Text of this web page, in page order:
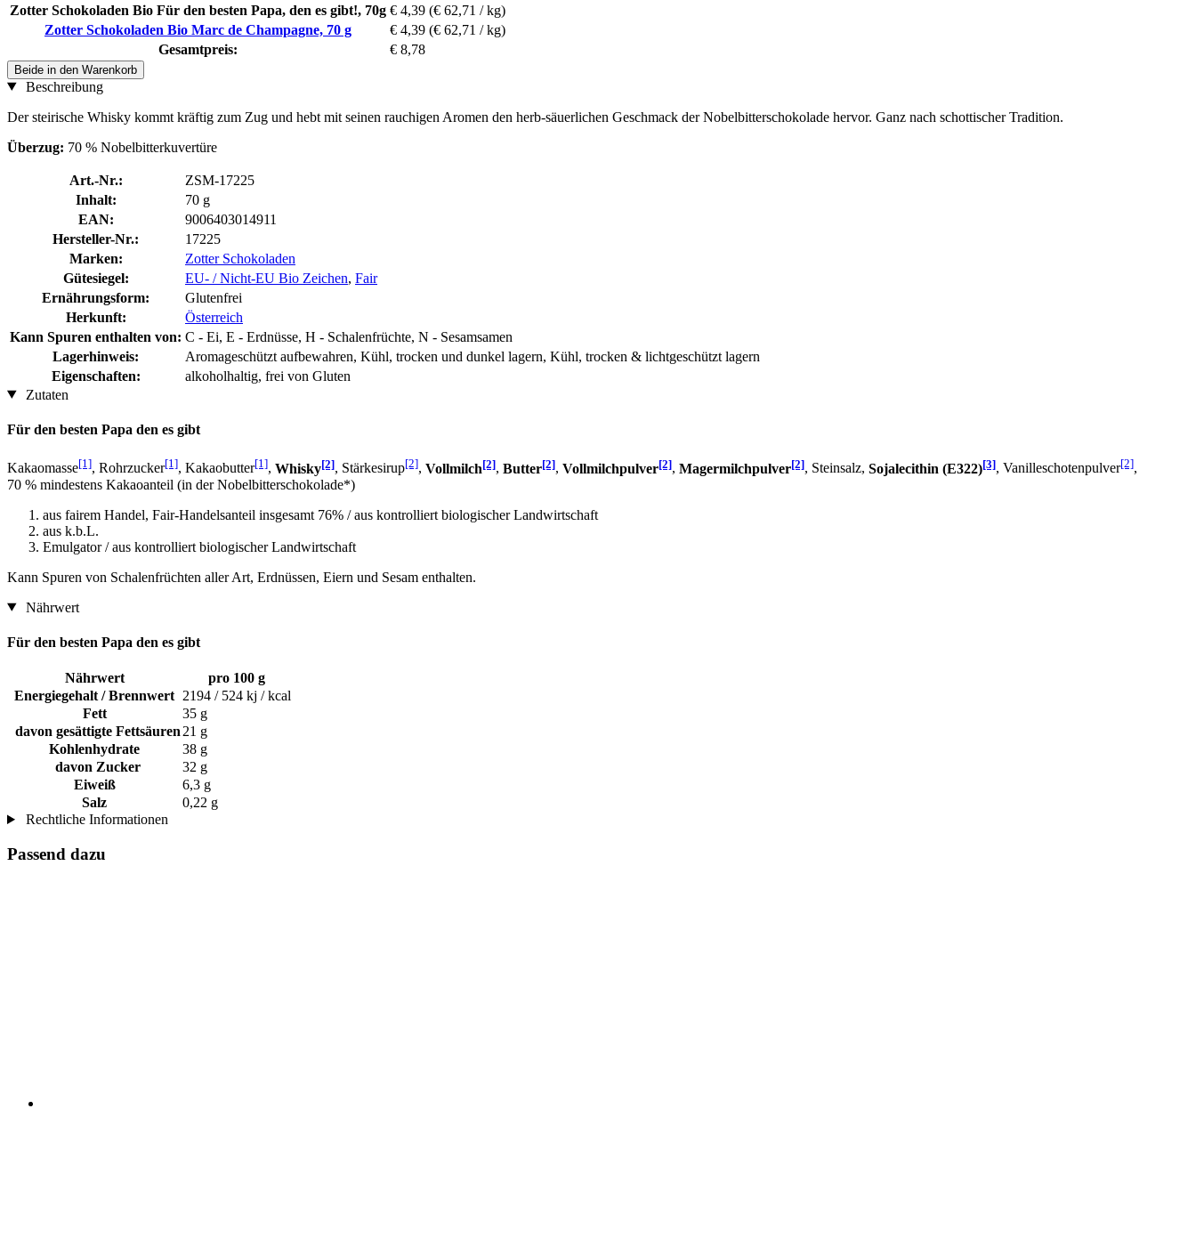
Zotter Schokoladen Bio Für den besten Papa, den es gibt!, 70g € 4,39 (€ 62,71 / kg)
Zotter Schokoladen Bio Marc de Champagne, 70 g
€ 4,39 (€ 62,71 / kg)
Gesamtpreis:
€ 8,78
Beide in den Warenkorb
Beschreibung
Der steirische Whisky kommt kräftig zum Zug und hebt mit seinen rauchigen Aromen den herb-säuerlichen Geschmack der Nobelbitterschokolade hervor. Ganz nach schottischer Tradition.
Überzug: 70 % Nobelbitterkuvertüre
Art.-Nr.:
ZSM-17225
Inhalt:
70 g
EAN:
9006403014911
Hersteller-Nr.:
17225
Marken:
Zotter Schokoladen
Gütesiegel:
EU- / Nicht-EU Bio Zeichen, Fair
Ernährungsform:
Glutenfrei
Herkunft:
Österreich
Kann Spuren enthalten von: C - Ei, E - Erdnüsse, H - Schalenfrüchte, N - Sesamsamen
Lagerhinweis:
Aromageschützt aufbewahren, Kühl, trocken und dunkel lagern, Kühl, trocken & lichtgeschützt lagern
Eigenschaften:
alkoholhaltig, frei von Gluten
Zutaten
Für den besten Papa den es gibt
Kakaomasse[1], Rohrzucker[1], Kakaobutter[1], Whisky[2], Stärkesirup[2], Vollmilch[2], Butter[2], Vollmilchpulver[2], Magermilchpulver[2], Steinsalz, Sojalecithin (E322)[3], Vanilleschotenpulver[2],
70 % mindestens Kakaoanteil (in der Nobelbitterschokolade*)
aus fairem Handel, Fair-Handelsanteil insgesamt 76% / aus kontrolliert biologischer Landwirtschaft
aus k.b.L.
Emulgator / aus kontrolliert biologischer Landwirtschaft
Kann Spuren von Schalenfrüchten aller Art, Erdnüssen, Eiern und Sesam enthalten.
Nährwert
Für den besten Papa den es gibt
Nährwert
pro 100 g
Energiegehalt / Brennwert 2194 / 524 kj / kcal
Fett
35 g
davon gesättigte Fettsäuren 21 g
Kohlenhydrate
38 g
davon Zucker
32 g
Eiweiß
6,3 g
Salz
0,22 g
Rechtliche Informationen
Passend dazu